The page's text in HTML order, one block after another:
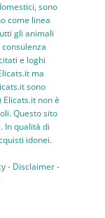
sono
come linea
gli animali
e loghi
ma
sono
non è
Questo sito
In qualità di
idonei.
- Disclaimer-